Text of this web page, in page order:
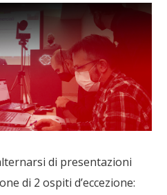
di presentazioni
di 2 ospiti d’eccezione: